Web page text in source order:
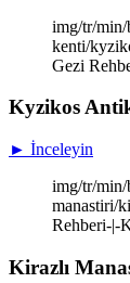
img/tr/min/
kenti/
Gezi
Kyzikos
► İnceleyin
img/tr/min/
manastiri/
Rehberi-|-
Kirazlı